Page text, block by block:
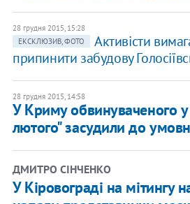
28 грудня 2015, 15:28
ЕКСКЛЮЗИВ, ФОТО
Активісти
припинити забудову
28 грудня 2015, 14:58
У Криму обвинуваченого у
лютого" засудили до
ДМИТРО СІНЧЕНКО
У Кіровограді на мітингу